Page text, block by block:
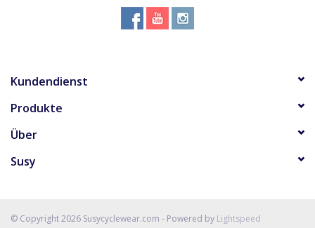
Kundendienst
Produkte
Über
Susy
© Copyright 2026 Susycyclewear.com - Powered by Lightspeed